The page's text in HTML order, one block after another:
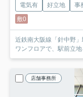
電気有 好立地 事
敷0
近鉄南大阪線「針中野
ワンフロアで、駅前立
店舗事務所